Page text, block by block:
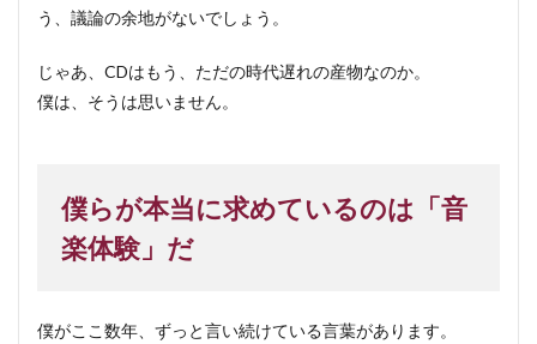
う、議論の余地がないでしょう。
じゃあ、CDはもう、ただの時代遅れの産物なのか。
僕は、そうは思いません。
僕らが本当に求めているのは「音
楽体験」だ
僕がここ数年、ずっと言い続けている言葉があります。